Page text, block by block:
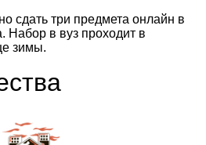
сдать три предмета онлайн в
Набор в вуз проходит в
зимы.